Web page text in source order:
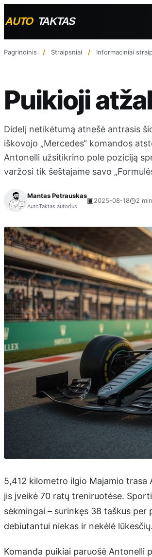
Pagrindinis Straipsniai Informaciniai
Puikioji
Didelį netikėtumą atnešė antrasis
iškovojo „Mercedes“ komandos
Antonelli užsitikrino pole poziciją
varžosi tik šeštajame savo
Mantas Petrauskas
AutoTaktas autorius
▣2025-08-18◷2
5,412 kilometro ilgio Majamio trasa
jis įveikė 70 ratų treniruotėse.
sėkmingai – surinkęs 38 taškus per
debiutantui niekas ir nekėlė lūkesčių.
Komanda puikiai paruošė Antonelli